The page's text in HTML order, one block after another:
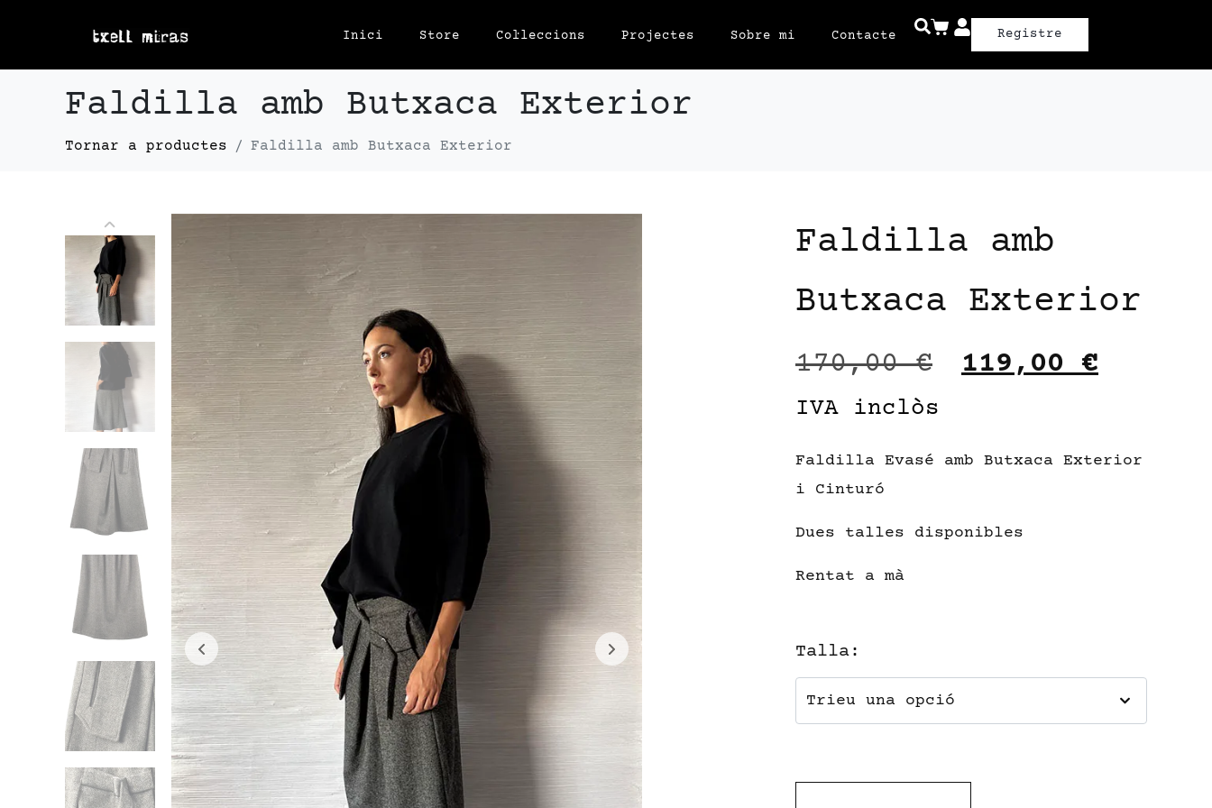
Inici Store Col·leccions Projectes Sobre mi Contacte Registre
Faldilla amb Butxaca Exterior
Faldilla amb Butxaca Exterior
Faldilla amb
Butxaca Exterior
170,00€ 119,00€
IVA inclòs
Faldilla Evasé amb Butxaca Exterior
i Cinturó
Dues talles disponibles
Rentat a mà
Talla: